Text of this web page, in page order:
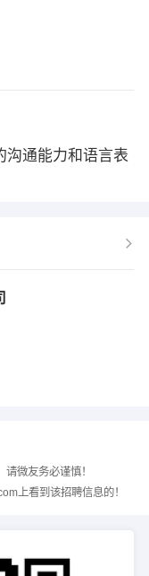
沟通能力和语言表
微友务必谨慎！
上看到该招聘信息的！